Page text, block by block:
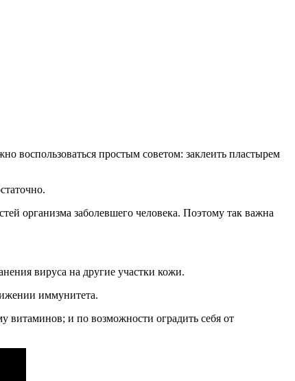
воспользоваться простым советом: заклеить пластырем
организма заболевшего человека. Поэтому так важна
вируса на другие участки кожи.
иммунитета.
витаминов; и по возможности оградить себя от